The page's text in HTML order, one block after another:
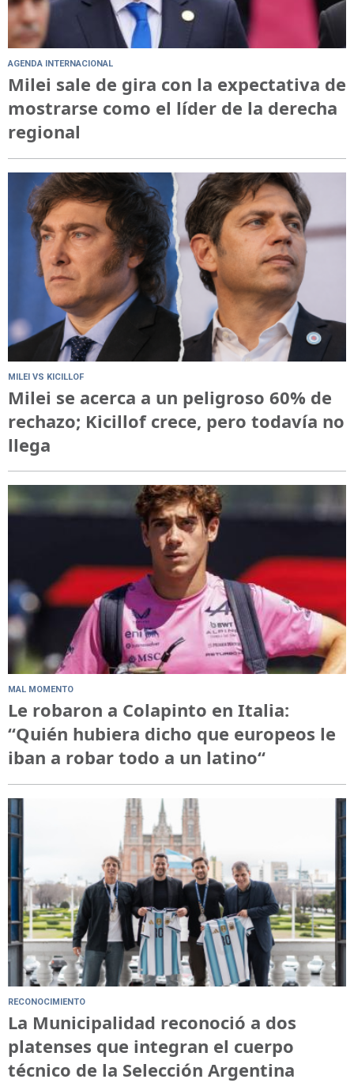
AGENDA INTERNACIONAL
Milei sale de gira con la expectativa de
mostrarse como el líder de la derecha
regional
MILEI VS KICILLOF
Milei se acerca a un peligroso 60% de
rechazo; Kicillof crece, pero todavía no
llega
MAL MOMENTO
Le robaron a Colapinto en Italia:
“Quién hubiera dicho que europeos le
iban a robar todo a un latino“
RECONOCIMIENTO
La Municipalidad reconoció a dos
platenses que integran el cuerpo
técnico de la Selección Argentina